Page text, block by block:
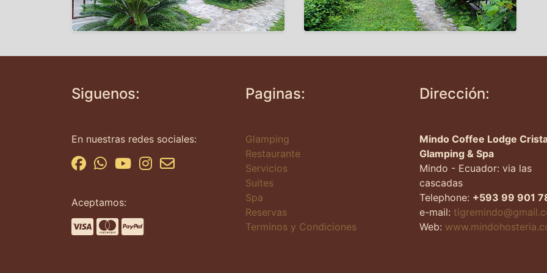
Siguenos:
En nuestras redes sociales:
Aceptamos:
Paginas:
Glamping
Restaurante
Servicios
Suites
Spa
Reservas
Terminos y Condiciones
Dirección:
Mindo Coffee Lodge
Glamping & Spa
Mindo - Ecuador: via las
cascadas
Telephone: +593 99 901
e-mail:
Web: